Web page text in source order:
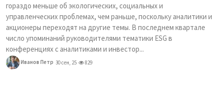
гораздо меньше об экологических, социальных и
управленческих проблемах, чем раньше, поскольку аналитики и
акционеры переходят на другие темы. В последнем квартале
число упоминаний руководителями тематики ESG в
конференциях с аналитиками и инвестор...
Иванов Петр 30 сен, 25 829